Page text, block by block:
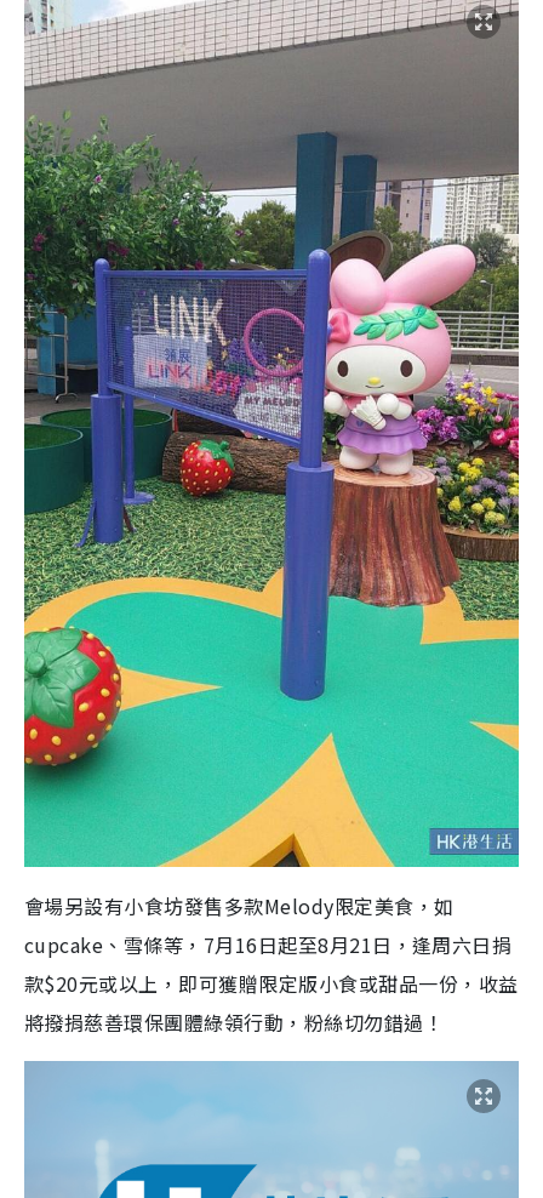
會場另設有小食坊發售多款Melody限定美食，如
cupcake、雪條等，7月16日起至8月21日，逢周六日捐
款$20元或以上，即可獲贈限定版小食或甜品一份，收益
將撥捐慈善環保團體綠領行動，粉絲切勿錯過！